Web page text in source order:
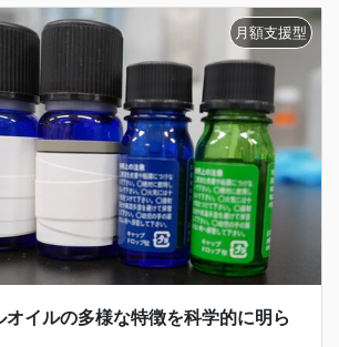
オイルの多様な特徴を科学的に明ら